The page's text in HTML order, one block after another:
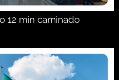
12 min caminado